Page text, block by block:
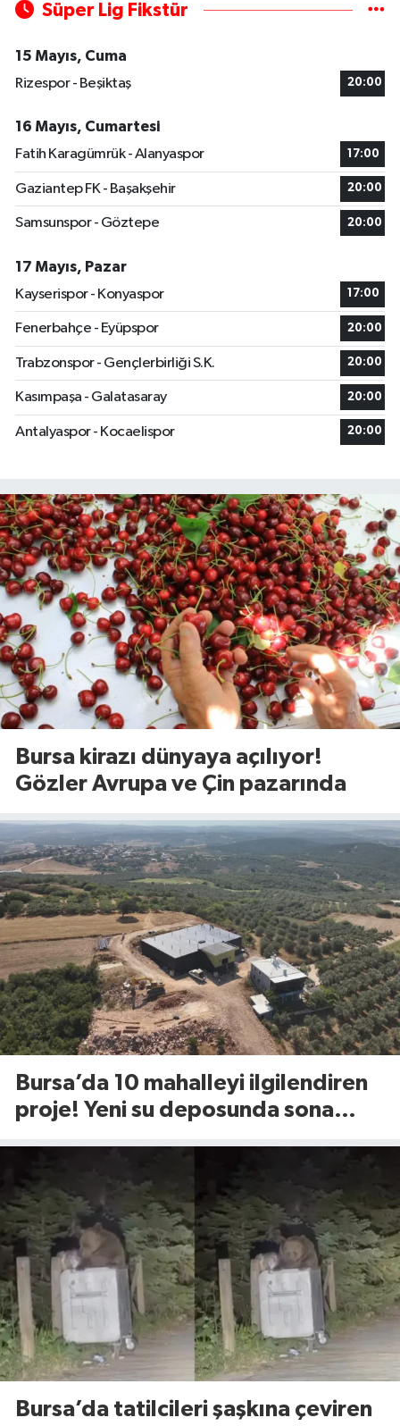
Süper Lig Fikstür
15 Mayıs, Cuma
Rizespor - Beşiktaş
20:00
16 Mayıs, Cumartesi
Fatih Karagümrük - Alanyaspor
17:00
Gaziantep FK - Başakşehir 20:00
Samsunspor - Göztepe 20:00
17 Mayıs, Pazar
Kayserispor - Konyaspor
17:00
Fenerbahçe - Eyüpspor 20:00
Trabzonspor - Gençlerbirliği S.K. 20:00
Kasımpaşa - Galatasaray 20:00
Antalyaspor - Kocaelispor 20:00
Bursa kirazı dünyaya açılıyor!
Gözler Avrupa ve Çin pazarında
Bursa’da 10 mahalleyi ilgilendiren
proje! Yeni su deposunda sona
Bursa’da tatilcileri şaşkına çeviren